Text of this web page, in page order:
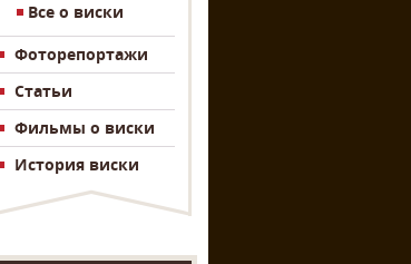
Все о виски
Фоторепортажи
Статьи
Фильмы о виски
История виски